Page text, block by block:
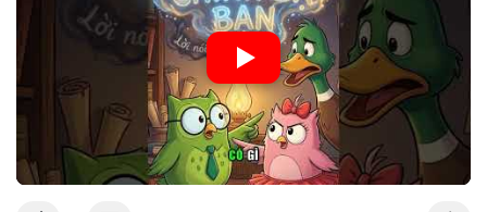
Nguồn: Cú Thông Thái